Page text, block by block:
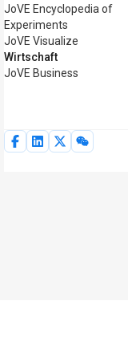
JoVE Encyclopedia of
Experiments
JoVE Visualize
Wirtschaft
JoVE Business